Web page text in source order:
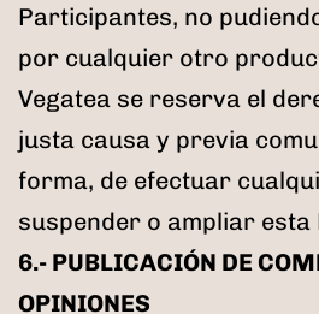
Participantes, no
por cualquier otro
Vegatea se reserva el
justa causa y previa
forma, de efectuar
suspender o ampliar esta
6.- PUBLICACIÓN DE
OPINIONES